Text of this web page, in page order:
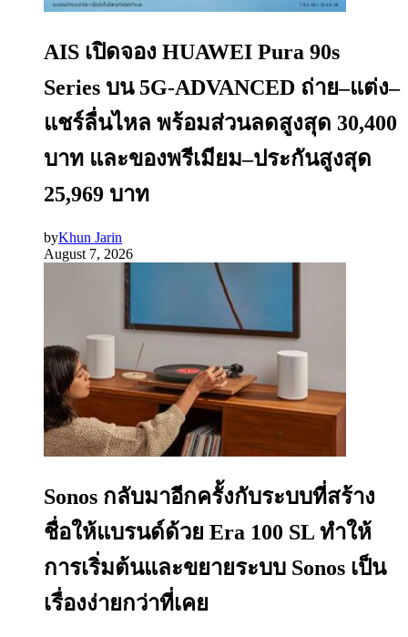
AIS เปิดจอง HUAWEI Pura 90s
Series บน 5G-ADVANCED ถ่าย–แต่ง–
แชร์ลื่นไหล พร้อมส่วนลดสูงสุด 30,400
บาท และของพรีเมียม–ประกันสูงสุด
25,969 บาท
byKhun Jarin
August 7, 2026
Sonos กลับมาอีกครั้งกับระบบที่สร้าง
ชื่อให้แบรนด์ด้วย Era 100 SL ทำให้
การเริ่มต้นและขยายระบบ Sonos เป็น
เรื่องง่ายกว่าที่เคย